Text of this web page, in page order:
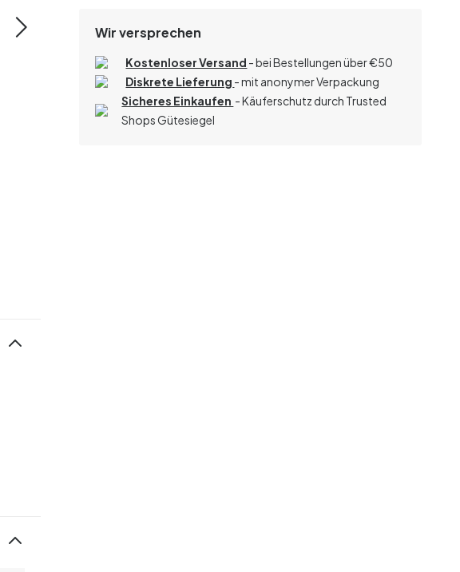
Wir versprechen
Kostenloser Versand - bei Bestellungen über€50
Diskrete Lieferung - mit anonymer Verpackung
Sicheres Einkaufen - Käuferschutz durch Trusted
Shops Gütesiegel